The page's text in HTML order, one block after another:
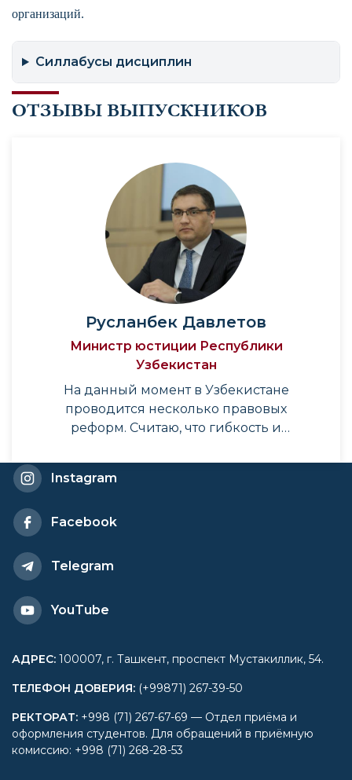
организаций.
Силлабусы дисциплин
ОТЗЫВЫ ВЫПУСКНИКОВ
Русланбек Давлетов
Министр юстиции Республики
Узбекистан
На данный момент в Узбекистане
проводится несколько правовых
реформ. Считаю, что гибкость и
жадных до знаний и любознательных
студентов, как Вы, очень важны при
государственного управления в нашей
Instagram
Facebook
Telegram
YouTube
АДРЕС: 100007, г. Ташкент, проспект Мустакиллик, 54.
ТЕЛЕФОН ДОВЕРИЯ: (+99871) 267-39-50
РЕКТОРАТ: +998 (71) 267-67-69 — Отдел приёма и
оформления студентов. Для обращений в приёмную
комиссию: +998 (71) 268-28-53